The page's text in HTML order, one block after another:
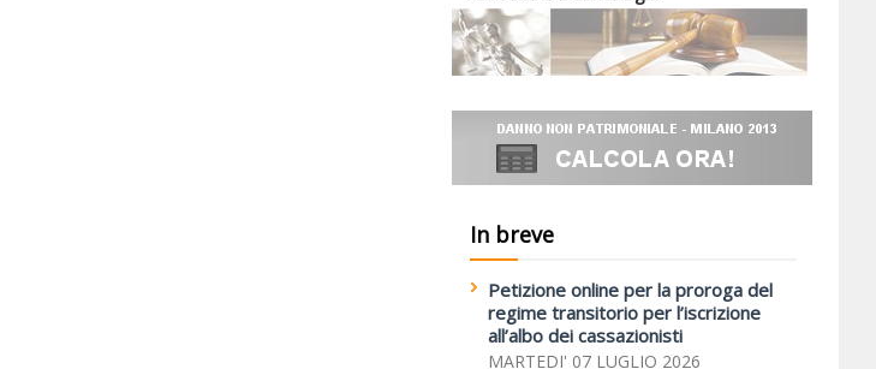
In breve
Petizione online per la proroga del
regime transitorio per l’iscrizione
all’albo dei cassazionisti
MARTEDI' 07 LUGLIO 2026